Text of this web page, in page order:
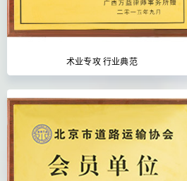
术业专攻 行业典范